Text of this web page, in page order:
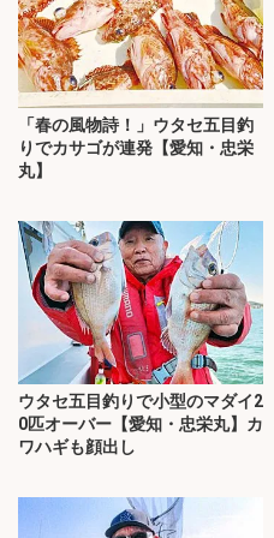
「春の風物詩！」ウタセ五目釣
りでカサゴが連発【愛知・忠栄
丸】
ウタセ五目釣りで小型のマダイ2
0匹オーバー【愛知・忠栄丸】カ
ワハギも顔出し